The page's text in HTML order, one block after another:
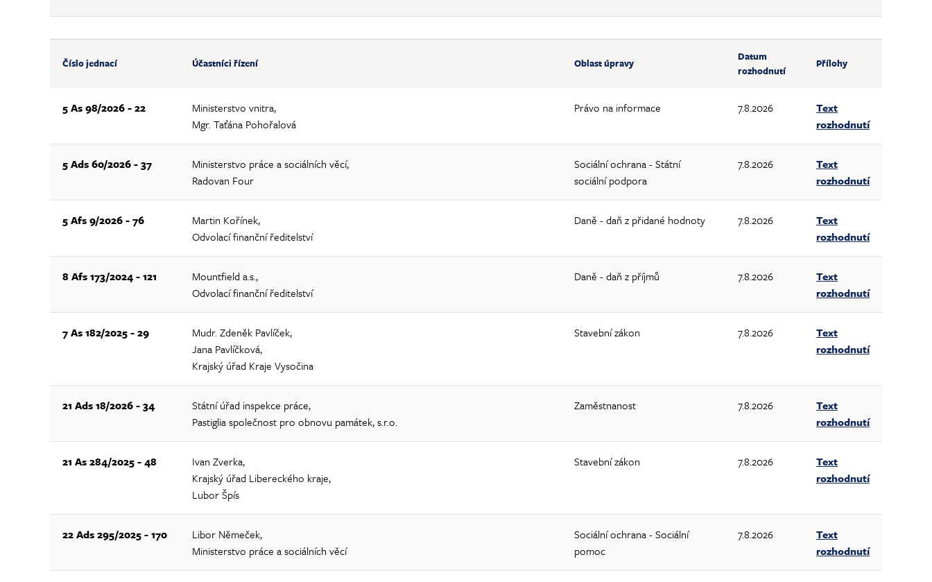
Číslo jednací Účastníci řízení Oblast úpravy
Datum
rozhodnutí
Přílohy
5 As 98/2026 - 22
Ministerstvo vnitra,
Mgr. Taťána Pohořalová
Právo na informace 7.8.2026
Text
rozhodnutí
5 Ads 60/2026 - 37
Ministerstvo práce a sociálních věcí,
Radovan Four
Sociální ochrana - Státní
sociální podpora
7.8.2026
Text
rozhodnutí
5 Afs 9/2026 - 76
Martin Kořínek,
Odvolací finanční ředitelství
Daně - daň z přidané hodnoty 7.8.2026
Text
rozhodnutí
8 Afs 173/2024 - 121
Mountfield a.s.,
Odvolací finanční ředitelství
Daně - daň z příjmů 7.8.2026
Text
rozhodnutí
7 As 182/2025 - 29
Mudr. Zdeněk Pavlíček,
Jana Pavlíčková,
Krajský úřad Kraje Vysočina
Stavební zákon 7.8.2026
Text
rozhodnutí
21 Ads 18/2026 - 34
Státní úřad inspekce práce,
Pastiglia společnost pro obnovu památek, s.r.o.
Zaměstnanost 7.8.2026
Text
rozhodnutí
21 As 284/2025 - 48
Ivan Zverka,
Krajský úřad Libereckého kraje,
Lubor Špís
Stavební zákon 7.8.2026
Text
rozhodnutí
22 Ads 295/2025 - 170
Libor Němeček,
Ministerstvo práce a sociálních věcí
Sociální ochrana - Sociální
pomoc
7.8.2026
Text
rozhodnutí